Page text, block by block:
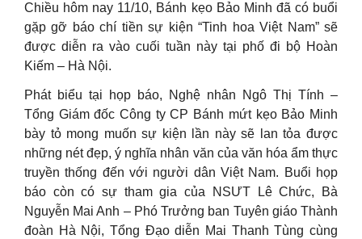
Chiều hôm nay 11/10, Bánh kẹo Bảo Minh đã có buổi
gặp gỡ báo chí tiền sự kiện “Tinh hoa Việt Nam” sẽ
được diễn ra vào cuối tuần này tại phố đi bộ Hoàn
Kiếm – Hà Nội.
Phát biểu tại họp báo, Nghệ nhân Ngô Thị Tính –
Tổng Giám đốc Công ty CP Bánh mứt kẹo Bảo Minh
bày tỏ mong muốn sự kiện lần này sẽ lan tỏa được
những nét đẹp, ý nghĩa nhân văn của văn hóa ẩm thực
truyền thống đến với người dân Việt Nam. Buổi họp
báo còn có sự tham gia của NSƯT Lê Chức, Bà
Nguyễn Mai Anh – Phó Trưởng ban Tuyên giáo Thành
đoàn Hà Nội, Tổng Đạo diễn Mai Thanh Tùng cùng